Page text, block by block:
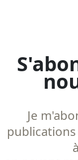
Je
publications